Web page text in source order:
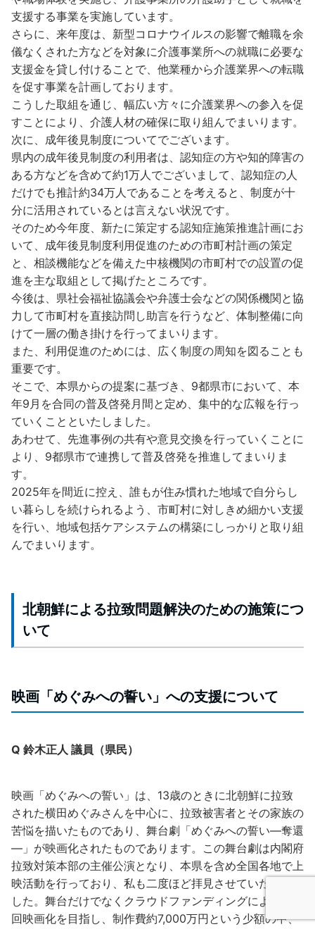
支援する事業を実施しています。
さらに、来年度は、新型コロナウイルスの影響で離職を余
儀なくされた方などを対象に介護事業所への就職に必要な
支援金を貸し付けることで、他業種から介護業界への転職
を促す事業を計画しております。
こうした取組を通じ、幅広い方々に介護業界への参入を促
すことにより、介護人材の確保に取り組んでまいります。
次に、成年後見制度についてでございます。
県内の成年後見制度の利用者は、認知症の方や知的障害の
ある方などを含めて約1万人でございまして、認知症の人
だけでも推計約34万人であることを考えると、制度が十
分に活用されているとは言えない状況です。
そのため今年度、新たに策定する認知症施策推進計画にお
いて、成年後見制度利用促進のための市町村計画の策定
と、相談機能などを備えた中核機関の市町村での設置の促
進を主な取組として掲げたところです。
今後は、県社会福祉協議会や弁護士会などの関係機関と協
力して市町村を直接訪問し助言を行うなど、体制整備に向
けて一層の働き掛けを行ってまいります。
また、利用促進のためには、広く制度の周知を図ることも
重要です。
そこで、本県からの提案に基づき、9都県市において、本
年9月を合同の普及啓発月間と定め、集中的な広報を行っ
ていくことといたしました。
あわせて、先進事例の共有や意見交換を行っていくことに
より、9都県市で連携して普及啓発を推進してまいりま
す。
2025年を間近に控え、誰もが住み慣れた地域で自分らし
い暮らしを続けられるよう、市町村に対しきめ細かい支援
を行い、地域包括ケアシステムの構築にしっかりと取り組
んでまいります。
北朝鮮による拉致問題解決のための施策につ
いて
映画「めぐみへの誓い」への支援について
Q 鈴木正人 議員（県民）
映画「めぐみへの誓い」は、13歳のときに北朝鮮に拉致
された横田めぐみさんを中心に、拉致被害者とその家族の
苦悩を描いたものであり、舞台劇「めぐみへの誓い―奪還
―」が映画化されたものであります。この舞台劇は内閣府
拉致対策本部の主催公演となり、本県を含め全国各地で上
映活動を行っており、私も二度ほど拝見させていただきま
した。舞台だけでなくクラウドファンディングによって今
回映画化を目指し、制作費約7,000万円という少額の中、